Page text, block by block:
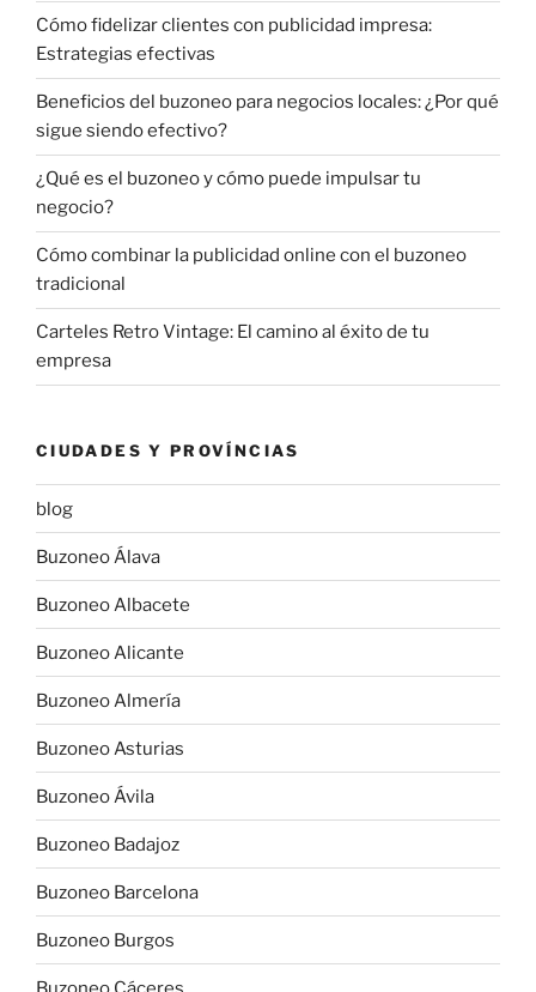
Cómo fidelizar clientes con publicidad impresa:
Estrategias efectivas
Beneficios del buzoneo para negocios locales: ¿Por qué
sigue siendo efectivo?
¿Qué es el buzoneo y cómo puede impulsar tu
negocio?
Cómo combinar la publicidad online con el buzoneo
tradicional
Carteles Retro Vintage: El camino al éxito de tu
empresa
CIUDADES Y PROVÍNCIAS
blog
Buzoneo Álava
Buzoneo Albacete
Buzoneo Alicante
Buzoneo Almería
Buzoneo Asturias
Buzoneo Ávila
Buzoneo Badajoz
Buzoneo Barcelona
Buzoneo Burgos